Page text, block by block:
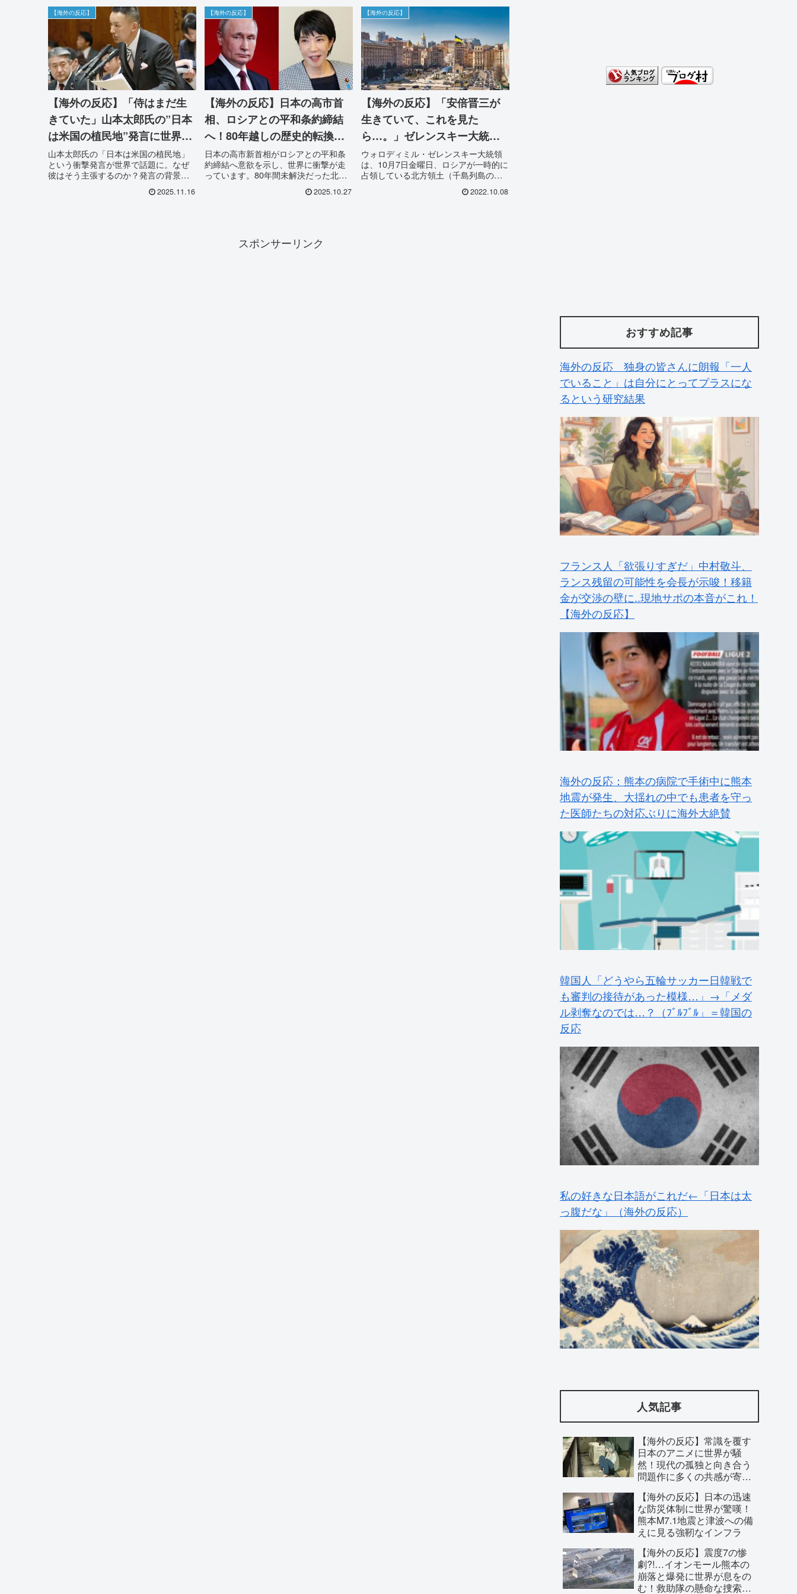
【海外の反応】
【海外の反応】「侍はまだ生
きていた」山本太郎氏の”日本
は米国の植民地”発言に世界が
震撼！海外のリアルな反応と
は
山本太郎氏の「日本は米国の植民地」
という衝撃発言が世界で話題に。なぜ
彼はそう主張するのか？発言の背景を
更」など、賛否両論渦巻く海外のリア
2025.11.16
【海外の反応】
【海外の反応】日本の高市首
相、ロシアとの平和条約締結
へ！80年越しの歴史的転換に
世界が驚愕！
日本の高市新首相がロシアとの平和条
約締結へ意欲を示し、世界に衝撃が走
っています。80年間未解決だった北方
現するのか？歴史的背景から現状まで
2025.10.27
【海外の反応】
【海外の反応】「安倍晋三が
生きていて、これを見た
ら…。」ゼレンスキー大統領
の日本の主権を認める法令に
署名と演説に海外が唖然！
ウォロディミル・ゼレンスキー大統領
は、10月7日金曜日、ロシアが一時的に
占領している北方領土（千島列島の南
に署名したことが記事になりまし2022.10.08
スポンサーリンク
おすすめ記事
海外の反応 独身の皆さんに朗報「一人
でいること」は自分にとってプラスにな
るという研究結果
フランス人「欲張りすぎだ」中村敬斗、
ランス残留の可能性を会長が示唆！移籍
金が交渉の壁に..現地サポの本音がこれ！
【海外の反応】
海外の反応：熊本の病院で手術中に熊本
地震が発生、大揺れの中でも患者を守っ
た医師たちの対応ぶりに海外大絶賛
韓国人「どうやら五輪サッカー日韓戦で
も審判の接待があった模様…」→「メダ
ル剥奪なのでは…？（ﾌﾞﾙﾌﾞﾙ」＝韓国の
反応
私の好きな日本語がこれだ←「日本は太
っ腹だな」（海外の反応）
率が低すぎる、何故なのか」
【海外の反応】フィリーズのオークショ
ン落札者がラジオで1イニング実況!
人気記事
【海外の反応】常識を覆す
日本のアニメに世界が騒
然！現代の孤独と向き合う
問題作に多くの共感が寄せ
【海外の反応】日本の迅速
な防災体制に世界が驚嘆！
熊本M7.1地震と津波への備
えに見る強靭なインフラ
【海外の反応】震度7の惨
劇?!…イオンモール熊本の
崩落と爆発に世界が息をの
む！救助隊の懸命な捜索に